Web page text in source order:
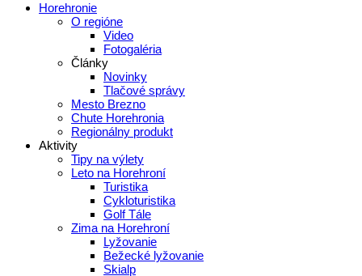
Horehronie
O regióne
Video
Fotogaléria
Články
Novinky
Tlačové správy
Mesto Brezno
Chute Horehronia
Regionálny produkt
Aktivity
Tipy na výlety
Leto na Horehroní
Turistika
Cykloturistika
Golf Tále
Zima na Horehroní
Lyžovanie
Bežecké lyžovanie
Skialp